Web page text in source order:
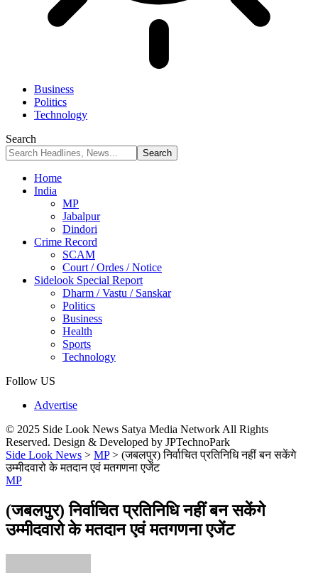
Business
Politics
Technology
Search
Home
India
MP
Jabalpur
Dindori
Crime Record
SCAM
Court / Ordes / Notice
Sidelook Special Report
Dharm / Vastu / Sanskar
Politics
Business
Health
Sports
Technology
Follow US
Advertise
© 2025 Side Look News Satya Media Network All Rights
Reserved. Design & Developed by JPTechnoPark
Side Look News > MP> (जबलपुर) निर्वाचित प्रतिनिधि नहीं बन सकेंगे
उम्मीदवारो के मतदान एवं मतगणना एजेंट
MP
(जबलपुर) निर्वाचित प्रतिनिधि नहीं बन सकेंगे
उम्मीदवारो के मतदान एवं मतगणना एजेंट